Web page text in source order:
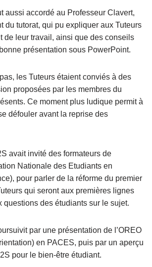
aussi accordé au Professeur Clavert,
du tutorat, qui pu expliquer aux Tuteurs
de leur travail, ainsi que des conseils
présentation sous PowerPoint.
les Tuteurs étaient conviés à des
proposées par les membres du
Ce moment plus ludique permit à
défouler avant la reprise des
avait invité des formateurs de
Nationale des Etudiants en
pour parler de la réforme du premier
qui seront aux premières lignes
questions des étudiants sur le sujet.
par une présentation de l’OREO
en PACES, puis par un aperçu
pour le bien-être étudiant.